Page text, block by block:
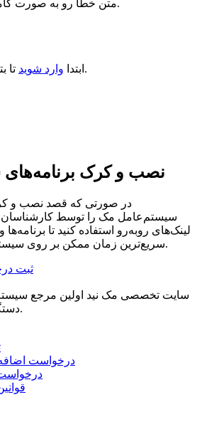
متن خطا رو به صورت کامل بگید لطفا.
ابتدا وارد شوید تا بتوانید دیدگاهی ارسال کنید.
نصب و کرک
در صورتی که قصد نصب و
سیستم‌عامل مک را توسط کارشناسان مک
لینک‌های رو‌به‌رو استفاده کنید تا
سریع‌ترین زمان ممکن بر روی سیستم شما نصب و کرک شود.
ثبت
سایت تخصصی مک نید اولین مرجع
دستگاه‌های اپل در ایران است.
درخواست